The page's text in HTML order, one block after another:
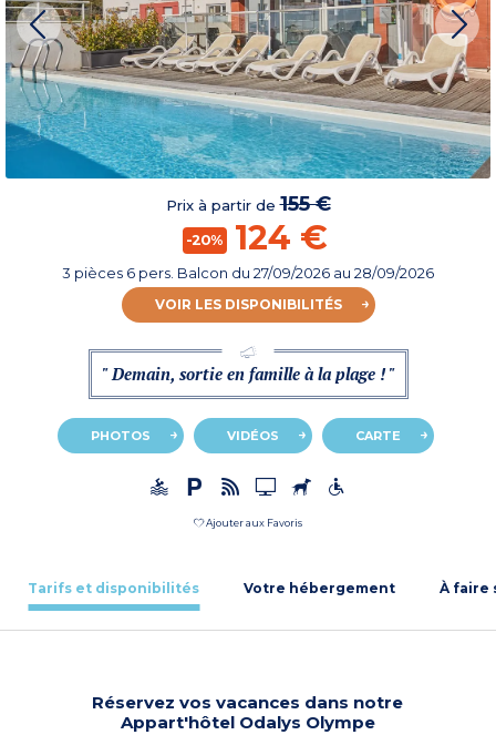
Prix à partir de155 €
-20% 124 €
3 pièces 6 pers. Balcon du 27/09/2026 au 28/09/2026
VOIR LES DISPONIBILITÉS
" Demain, sortie en famille à la plage ! "
PHOTOS VIDÉOS CARTE
Ajouter aux Favoris
Tarifs et disponibilités Votre hébergement À faire
Réservez vos vacances dans notre
Appart'hôtel Odalys Olympe